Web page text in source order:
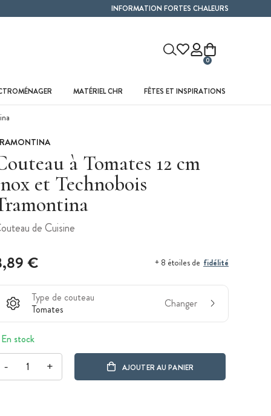
INFORMATION FORTES CHALEURS
0
MATÉRIEL CHR FÊTES ET INSPIRATIONS
à Tomates 12 cm
et Technobois
de Cuisine
€ + 8 étoiles de fidélité
Type de couteau
Tomates
Changer
En stock
- + AJOUTER AU PANIER